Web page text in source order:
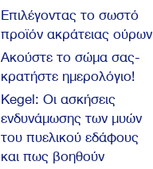
Επιλέγοντας το σωστό
προϊόν ακράτειας ούρων
Ακούστε το σώμα σας-
κρατήστε ημερολόγιο!
Kegel: Oι ασκήσεις
ενδυνάμωσης των μυών
του πυελικού εδάφους
και πως βοηθούν